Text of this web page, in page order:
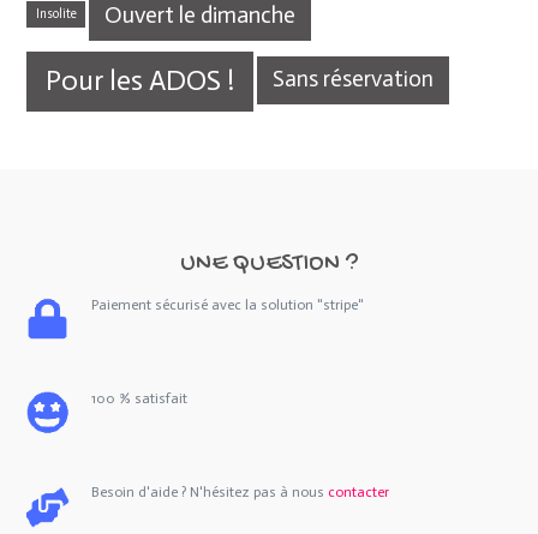
Insolite Ouvert le dimanche
Pour les ADOS ! Sans réservation
UNE QUESTION ?
Paiement sécurisé avec la solution "stripe"
100 % satisfait
Besoin d'aide ? N'hésitez pas à nous contacter